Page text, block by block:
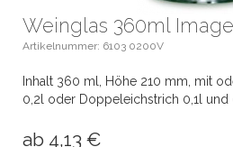
Weinglas 360ml
Artikelnummer: 6103 0200V
Inhalt 360 ml, Höhe 210 mm, mit
0,2l oder Doppeleichstrich 0,1l und
ab 4,13 €